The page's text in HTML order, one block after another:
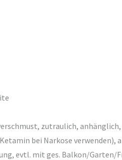
zutraulich,
bei Narkose verwenden),
evtl. mit ges. Balkon/Garten/